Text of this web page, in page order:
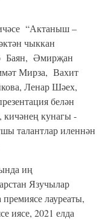
“Актаныш –
чыккан
Баян, Әмирҗан
Мирза, Вахит
Ленар Шәех,
белән
кичәнең кунагы -
талантлар иленнән
иң
Язучылар
лауреаты,
иясе, 2021 елда